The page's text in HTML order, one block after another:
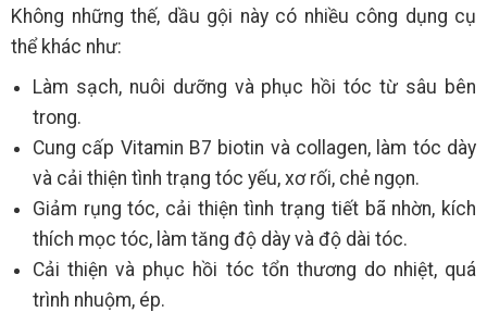
Không những thế, dầu gội này có nhiều công dụng cụ
thể khác như:
Làm sạch, nuôi dưỡng và phục hồi tóc từ sâu bên
trong.
Cung cấp Vitamin B7 biotin và collagen, làm tóc dày
và cải thiện tình trạng tóc yếu, xơ rối, chẻ ngọn.
Giảm rụng tóc, cải thiện tình trạng tiết bã nhờn, kích
thích mọc tóc, làm tăng độ dày và độ dài tóc.
Cải thiện và phục hồi tóc tổn thương do nhiệt, quá
trình nhuộm, ép.